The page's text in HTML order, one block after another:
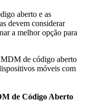
aberto e as
devem considerar
a melhor opção para
MDM de código aberto
móveis com
de Código Aberto